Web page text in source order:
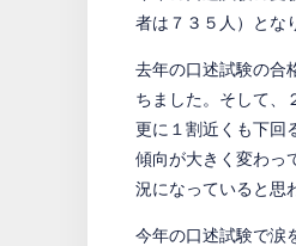
者は７３５人）とな
去年の口述試験の合
ちました。そして、
更に１割近くも下回
傾向が大きく変わっ
況になっていると思
今年の口述試験で涙